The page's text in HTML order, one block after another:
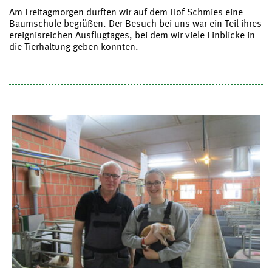
Am Freitagmorgen durften wir auf dem Hof Schmies eine
Baumschule begrüßen. Der Besuch bei uns war ein Teil ihres
ereignisreichen Ausflugtages, bei dem wir viele Einblicke in
die Tierhaltung geben konnten.